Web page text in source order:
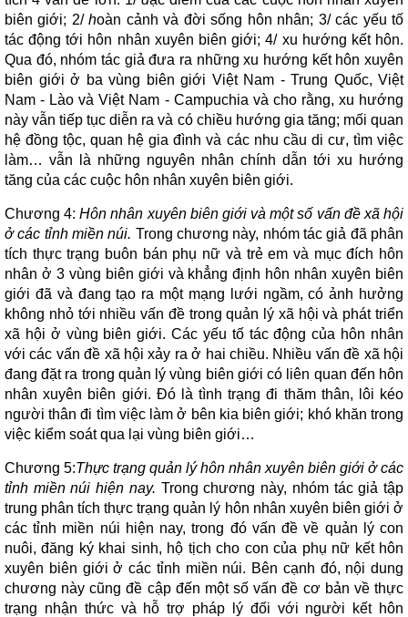
biên giới; 2/hoàn cảnh và đời sống hôn nhân; 3/ các yếu tố
tác động tới hôn nhân xuyên biên giới; 4/ xu hướng kết hôn.
Qua đó, nhóm tác giả đưa ra những xu hướng kết hôn xuyên
biên giới ở ba vùng biên giới Việt Nam - Trung Quốc, Việt
Nam - Lào và Việt Nam - Campuchia và cho rằng, xu hướng
này vẫn tiếp tục diễn ra và có chiều hướng gia tăng; mối quan
hệ đồng tộc, quan hệ gia đình và các nhu cầu di cư, tìm việc
làm… vẫn là những nguyên nhân chính dẫn tới xu hướng
tăng của các cuộc hôn nhân xuyên biên giới.
Chương 4:Hôn nhân xuyên biên giới và một số vấn đề xã hội
ở các tỉnh miền núi. Trong chương này, nhóm tác giả đã phân
tích thực trạng buôn bán phụ nữ và trẻ em và mục đích hôn
nhân ở 3 vùng biên giới và khẳng định hôn nhân xuyên biên
giới đã và đang tạo ra một mạng lưới ngầm, có ảnh hưởng
không nhỏ tới nhiều vấn đề trong quản lý xã hội và phát triển
xã hội ở vùng biên giới. Các yếu tố tác động của hôn nhân
với các vấn đề xã hội xảy ra ở hai chiều. Nhiều vấn đề xã hội
đang đặt ra trong quản lý vùng biên giới có liên quan đến hôn
nhân xuyên biên giới. Đó là tình trạng đi thăm thân, lôi kéo
người thân đi tìm việc làm ở bên kia biên giới; khó khăn trong
việc kiểm soát qua lại vùng biên giới…
Chương 5:Thực trạng quản lý hôn nhân xuyên biên giới ở các
tỉnh miền núi hiện nay. Trong chương này, nhóm tác giả tập
trung phân tích thực trạng quản lý hôn nhân xuyên biên giới ở
các tỉnh miền núi hiện nay, trong đó vấn đề về quản lý con
nuôi, đăng ký khai sinh, hộ tịch cho con của phụ nữ kết hôn
xuyên biên giới ở các tỉnh miền núi. Bên cạnh đó, nội dung
chương này cũng đề cập đến một số vấn đề cơ bản về thực
trạng nhận thức và hỗ trợ pháp lý đối với người kết hôn